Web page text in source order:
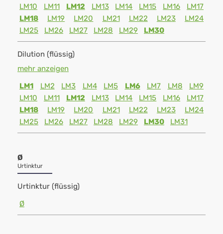
LM10 LM11 LM12 LM13 LM14 LM15 LM16
LM17
LM18
LM19 LM20 LM21 LM22 LM23
LM24
LM25
LM26 LM27 LM28 LM29 LM30
Dilution (flüssig)
mehr anzeigen
LM1
LM2 LM3 LM4 LM5 LM6 LM7 LM8
LM9
LM10
LM11 LM12 LM13 LM14 LM15 LM16
LM17
LM18
LM19 LM20 LM21 LM22 LM23
LM24
LM25
LM26 LM27 LM28 LM29 LM30 LM31
Ø
Urtinktur
Urtinktur (flüssig)
Ø